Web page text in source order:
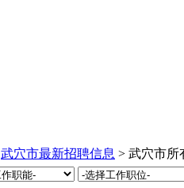
武穴市最新招聘信息 > 武穴市所